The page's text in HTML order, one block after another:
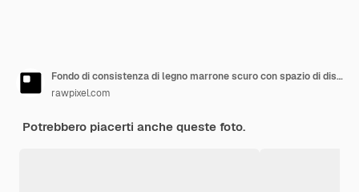
Fondo di consistenza di legno marrone scuro con spazio di disegno
rawpixel.com
Potrebbero piacerti anche queste foto.